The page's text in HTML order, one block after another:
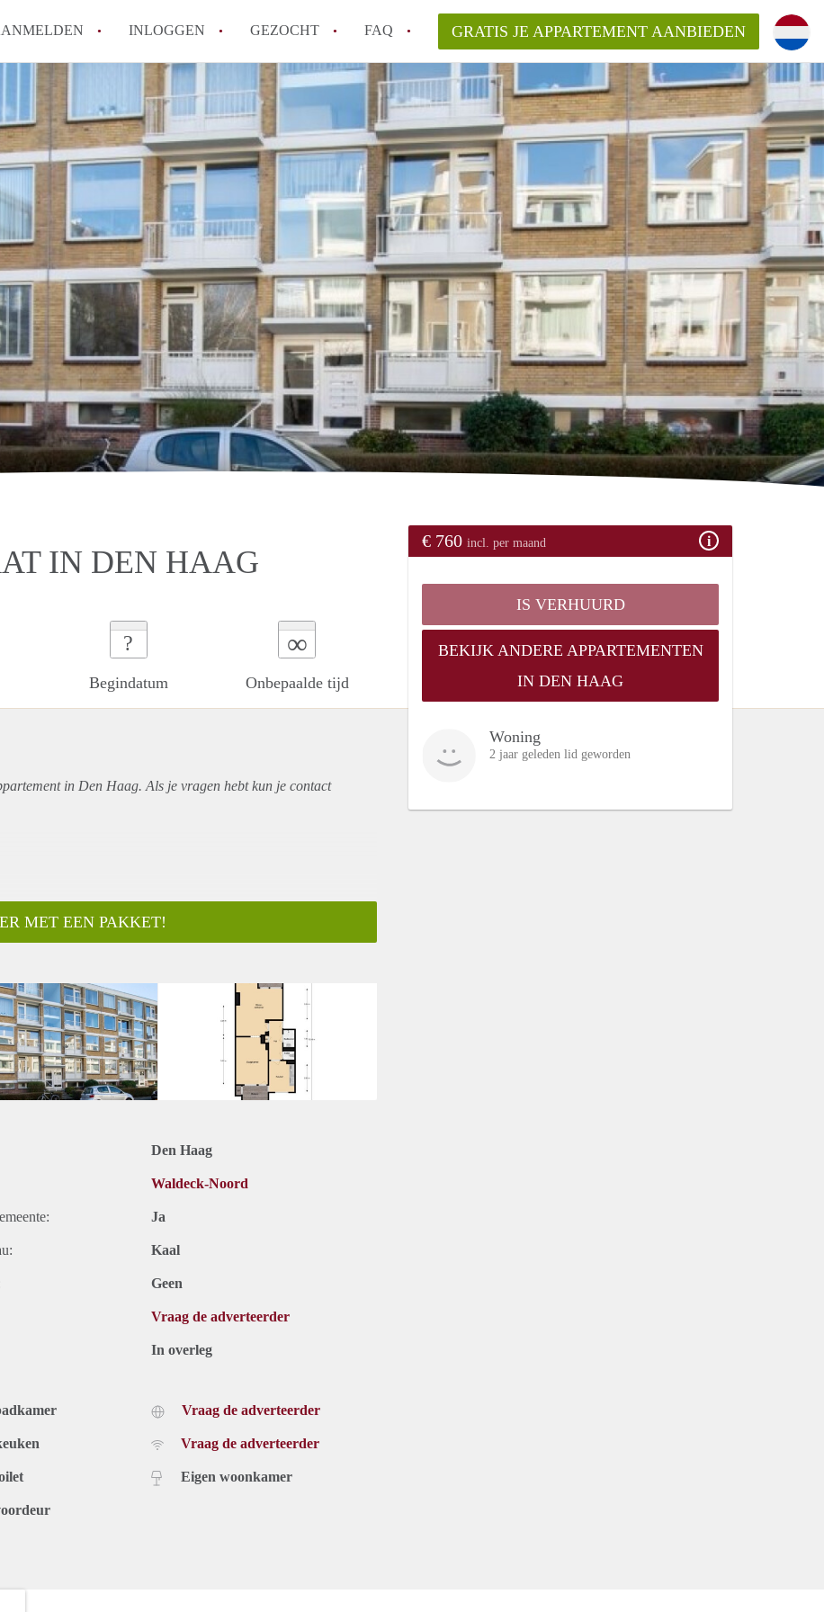
INLOGGEN GEZOCHT FAQ
How to translate AppartementDenHaag!
Wat is Appartement-DenHaag?
Hoeveel kost het om te reageren op een Appartement in Den Haag?
Wat is de privacyverklaring van Appartement-DenHaag?
Berekent Appartement-DenHaag
makelaarsvergoeding/bemiddelingsvergoeding?
Alle veelgestelde vragen
GRATIS JE APPARTEMENT AANBIEDEN
IN DEN HAAG
?
Begindatum
∞
Onbepaalde tijd
€ 760 incl. per maand
IS VERHUURD
BEKIJK ANDERE APPARTEMENTEN
IN DEN HAAG
Woning
2 jaar geleden lid geworden
in Den Haag. Als je vragen hebt kun je contact
MET EEN PAKKET!
Den Haag
Waldeck-Noord
Ja
Kaal
Geen
Vraag de adverteerder
In overleg
Vraag de adverteerder
Vraag de adverteerder
Eigen woonkamer